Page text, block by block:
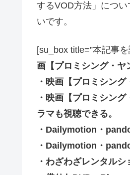
するVOD方法」につ
いです。
[su_box title=”本記事
画【プロミシング・ヤ
・映画【プロミシン
・映画【プロミシン
ラマも視聴できる。
・Dailymotion・
・Dailymotion・
・わざわざレンタル